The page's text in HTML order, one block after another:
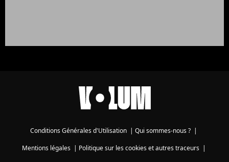
Conditions Générales d'Utilisation | Qui sommes-nous ? |
Mentions légales| Politique sur les cookies et autres traceurs|